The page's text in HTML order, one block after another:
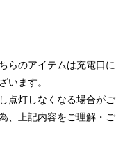
らのアイテムは充電口に
います。
点灯しなくなる場合がご
、上記内容をご理解・ご